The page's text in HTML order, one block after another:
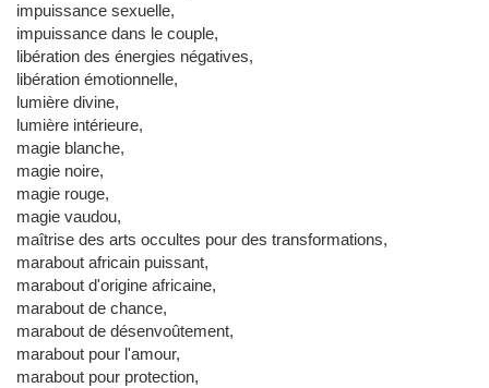
impuissance sexuelle,
impuissance dans le couple,
libération des énergies négatives,
libération émotionnelle,
lumière divine,
lumière intérieure,
magie blanche,
magie noire,
magie rouge,
magie vaudou,
maîtrise des arts occultes pour des transformations,
marabout africain puissant,
marabout d'origine africaine,
marabout de chance,
marabout de désenvoûtement,
marabout pour l'amour,
marabout pour protection,